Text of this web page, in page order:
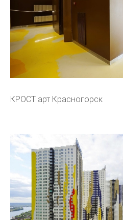
КРОСТ арт Красногорск